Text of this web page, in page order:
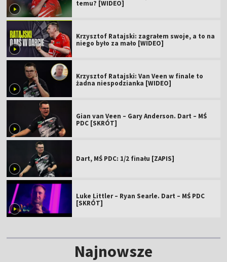
temu? [WIDEO]
Krzysztof Ratajski: zagrałem swoje, a to na
niego było za mało [WIDEO]
Krzysztof Ratajski: Van Veen w finale to
żadna niespodzianka [WIDEO]
Gian van Veen – Gary Anderson. Dart – MŚ
PDC [SKRÓT]
Dart, MŚ PDC: 1/2 finału [ZAPIS]
Luke Littler – Ryan Searle. Dart – MŚ PDC
[SKRÓT]
Najnowsze